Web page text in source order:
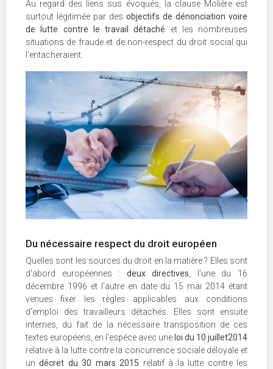
Au regard des liens sus évoqués, la clause Molière est
surtout légitimée par des objectifs de dénonciation voire
de lutte contre le travail détaché et les nombreuses
situations de fraude et de non-respect du droit social qui
l'entacheraient.
Du nécessaire respect du droit européen
Quelles sont les sources du droit en la matière ? Elles sont
d'abord européennes : deux directives , l'une du 16
décembre 1996 et l'autre en date du 15 mai 2014 étant
venues fixer les règles applicables aux conditions
d'emploi des travailleurs détachés. Elles sont ensuite
internes, du fait de la nécessaire transposition de ces
textes européens, en l'espèce avec une loi du 10 juillet2014
relative à la lutte contre la concurrence sociale déloyale et
undécret du 30 mars 2015 relatif à la lutte contre les